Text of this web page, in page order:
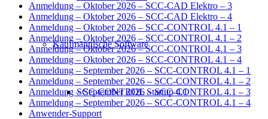
Kaufmännische Software
SCC-CONTROL Startup 4.1
Anmeldung – Oktober 2026 – SCC-CAD Elektro – 3
Anmeldung – Oktober 2026 – SCC-CAD Elektro – 4
Anmeldung – Oktober 2026 – SCC-CONTROL 4.1 – 1
Anmeldung – Oktober 2026 – SCC-CONTROL 4.1 – 2
Anmeldung – Oktober 2026 – SCC-CONTROL 4.1 – 3
Anmeldung – Oktober 2026 – SCC-CONTROL 4.1 – 4
Anmeldung – September 2026 – SCC-CONTROL 4.1 – 1
Anmeldung – September 2026 – SCC-CONTROL 4.1 – 2
Anmeldung – September 2026 – SCC-CONTROL 4.1 – 3
Anmeldung – September 2026 – SCC-CONTROL 4.1 – 4
Anwender-Support